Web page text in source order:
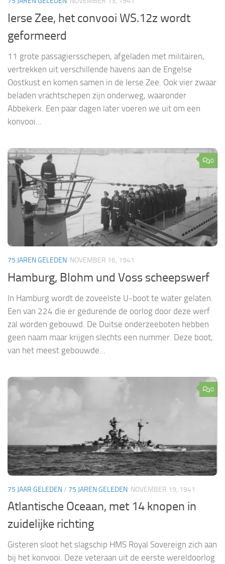
Ierse Zee, het convooi WS.12z wordt
geformeerd
11 grote passagiersschepen, afgeladen met militairen,
vertrekken uit verschillende havens aan de Engelse
Oostkust en komen samen in de Ierse Zee. Ook vier zwaar
beladen vrachtschepen zijn onderweg, waaronder
Abbekerk. Een paar dagen later voeren we uit om een
konvooi...
0
75 JAREN GELEDEN NOVEMBER 16, 1941
Hamburg, Blohm und Voss scheepswerf
In Hamburg wordt de zoveelste U-boot te water gelaten.
Een van 224 die er gedurende de oorlog door deze werf
zal worden gebouwd. De Duitse onderzeeboten hebben
geen naam maar krijgen slechts een nummer. Deze boot,
van het meest gebouwde...
0
75 JAAR GELEDEN/ 75 JAREN GELEDEN NOVEMBER 19, 1941
Atlantische Oceaan, met 14 knopen in
zuidelijke richting
Gisteren sloot het slagschip HMS Royal Sovereign zich aan
bij het konvooi. Deze veteraan uit de eerste wereldoorlog